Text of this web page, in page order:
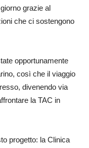
grazie al
che ci sostengono
opportunamente
così che il viaggio
divenendo via
la TAC in
progetto: la Clinica